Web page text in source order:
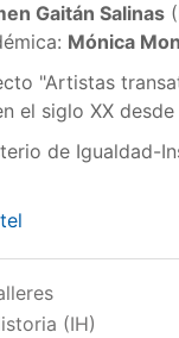
Gaitán Salinas
Mónica
"Artistas
el siglo XX
de Igualdad-
(IH)